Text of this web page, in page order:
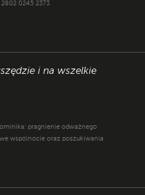
0245 2373
i na wszelkie
pragnienie odważnego
wspólnocie oraz poszukiwania